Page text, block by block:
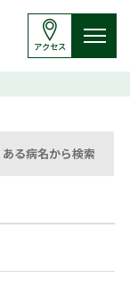
アクセス
ある病名から検索